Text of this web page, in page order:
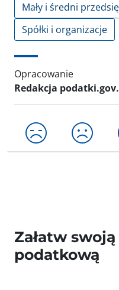
Mały i średni
Spółki i organizacje
Opracowanie
Redakcja
Załatw
podatkową